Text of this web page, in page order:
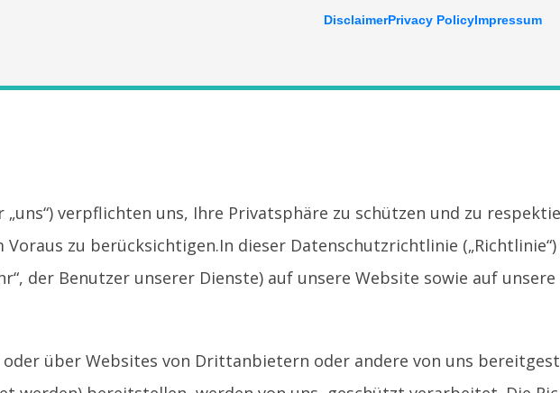
verpflichten uns, Ihre Privatsphäre zu schützen und zu
zu berücksichtigen.In dieser Datenschutzrichtlinie
der Benutzer unserer Dienste) auf unsere Website sowie auf unsere
über Websites von Drittanbietern oder andere von uns
DisclaimerPrivacy PolicyImpressum